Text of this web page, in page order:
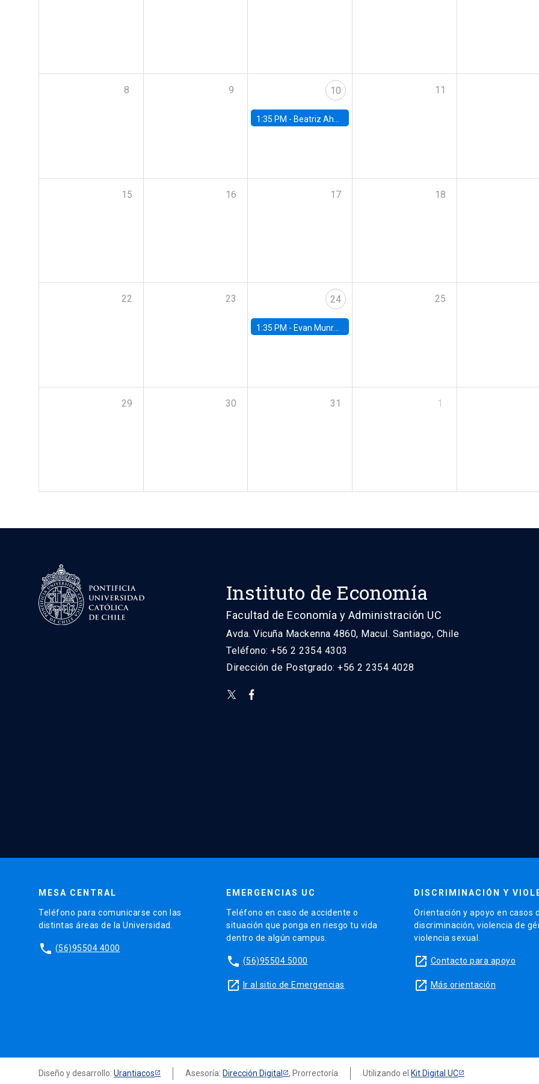
8 9 10
1:35 PM - Beatriz Ahumada, PhD candidate, Universidad de Pittsburgh
11
15 16 17 18
22 23 24
1:35 PM - Evan Munro, Neyman Visiting Assistant Professor in the Department of Statistics at UC Berkeley
25
29 30 31 1
Instituto de Economía
Facultad de Economía y Administración UC
Avda. Vicuña Mackenna 4860, Macul. Santiago, Chile
Teléfono: +56 2 2354 4303
Dirección de Postgrado: +56 2 2354 4028
MESA CENTRAL
Teléfono para comunicarse con las
distintas áreas de la Universidad.
phone (56)95504 4000
EMERGENCIAS UC
Teléfono en caso de accidente o
situación que ponga en riesgo tu vida
dentro de algún campus.
phone (56)95504 5000
launch Ir al sitio de Emergencias
DISCRIMINACIÓN Y
Orientación y apoyo en casos
discriminación, violencia de
violencia sexual.
launch Contacto para apoyo
launch Más orientación
Diseño y desarrollo: Urantiacos Asesoría: Dirección Digital , Prorrectoría Utilizando el Kit Digital UC